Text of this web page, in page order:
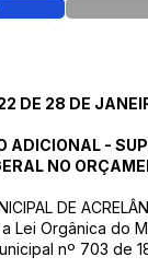
DE 28 DE
ADICIONAL -
NO
DE
Lei Orgânica do
nº 703 de